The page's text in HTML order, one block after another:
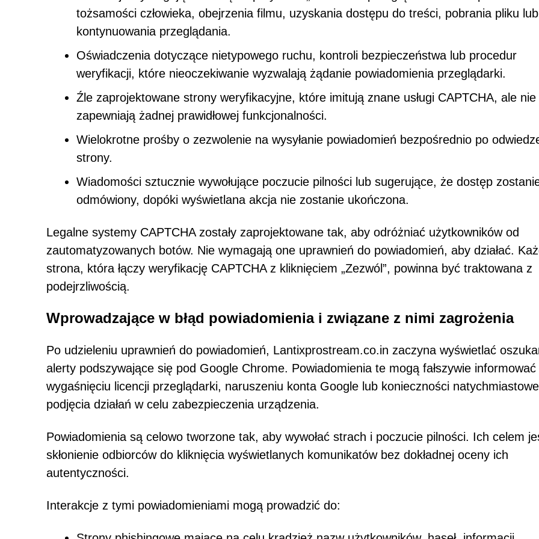
tożsamości człowieka, obejrzenia filmu, uzyskania dostępu do treści, pobrania pliku lub
kontynuowania przeglądania.
Oświadczenia dotyczące nietypowego ruchu, kontroli bezpieczeństwa lub procedur
weryfikacji, które nieoczekiwanie wyzwalają żądanie powiadomienia przeglądarki.
Źle zaprojektowane strony weryfikacyjne, które imitują znane usługi CAPTCHA, ale nie
zapewniają żadnej prawidłowej funkcjonalności.
Wielokrotne prośby o zezwolenie na wysyłanie powiadomień bezpośrednio po
strony.
Wiadomości sztucznie wywołujące poczucie pilności lub sugerujące, że dostęp
odmówiony, dopóki wyświetlana akcja nie zostanie ukończona.
Legalne systemy CAPTCHA zostały zaprojektowane tak, aby odróżniać użytkowników od
zautomatyzowanych botów. Nie wymagają one uprawnień do powiadomień, aby działać.
strona, która łączy weryfikację CAPTCHA z kliknięciem „Zezwól”, powinna być traktowana z
podejrzliwością.
Wprowadzające w błąd powiadomienia i związane z nimi zagrożenia
Po udzieleniu uprawnień do powiadomień, Lantixprostream.co.in zaczyna wyświetlać
alerty podszywające się pod Google Chrome. Powiadomienia te mogą fałszywie informować
wygaśnięciu licencji przeglądarki, naruszeniu konta Google lub konieczności
podjęcia działań w celu zabezpieczenia urządzenia.
Powiadomienia są celowo tworzone tak, aby wywołać strach i poczucie pilności. Ich celem
skłonienie odbiorców do kliknięcia wyświetlanych komunikatów bez dokładnej oceny ich
autentyczności.
Interakcje z tymi powiadomieniami mogą prowadzić do: